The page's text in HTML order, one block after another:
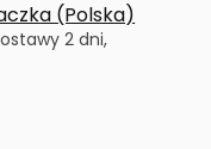
(Polska)
2 dni,